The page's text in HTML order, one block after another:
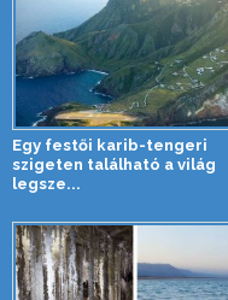
Egy festői karib-tengeri
szigeten található a világ
legsze...